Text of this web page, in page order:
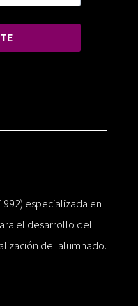
especializada en
el desarrollo del
del alumnado.